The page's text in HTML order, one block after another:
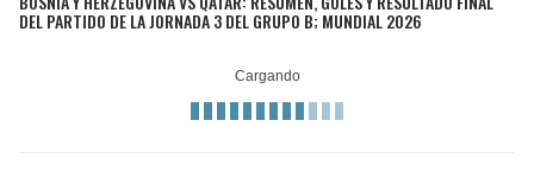
DEL PARTIDO DE LA JORNADA 3 DEL GRUPO B; MUNDIAL 2026